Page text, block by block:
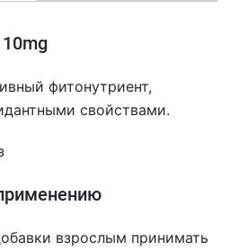
фитонутриент,
свойствами.
взрослым принимать